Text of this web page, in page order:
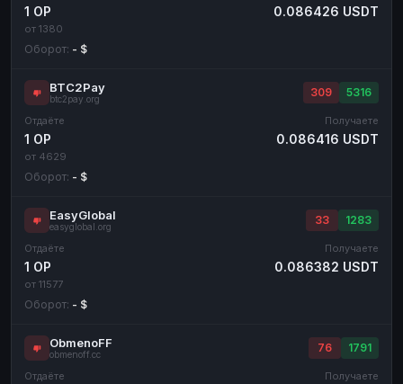
1 OP
от 1380
0.086426 USDT
Оборот: - $
BTC2Pay
btc2pay.org
309 5316
Отдаёте
1 OP
от 4629
Получаете
0.086416 USDT
Оборот: - $
EasyGlobal
easyglobal.org
33 1283
Отдаёте
1 OP
от 11577
Получаете
0.086382 USDT
Оборот: - $
ObmenoFF
obmenoff.cc
76 1791
Отдаёте Получаете